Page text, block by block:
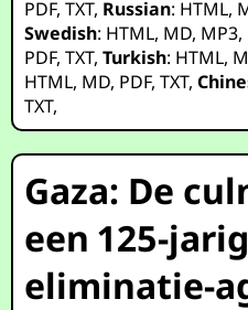
PDF,TXT, Russian: HTML,
Swedish: HTML, MD, MP3,
PDF,TXT,Turkish: HTML,
HTML, MD, PDF,TXT,
TXT,
Gaza: De
een 125-
eliminatie-